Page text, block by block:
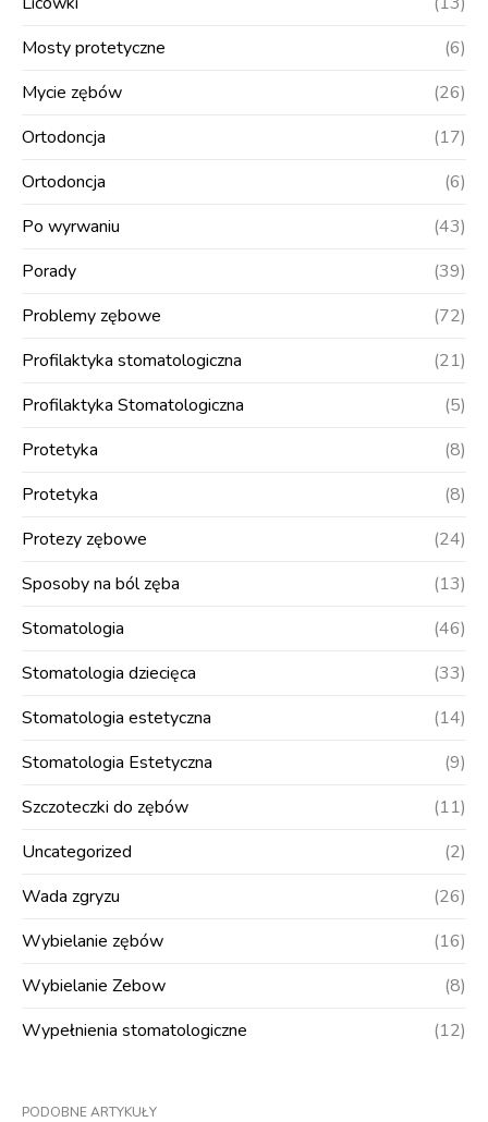
Mosty protetyczne
(6)
Mycie zębów
(26)
Ortodoncja
(17)
Ortodoncja
(6)
Po wyrwaniu
(43)
Porady
(39)
Problemy zębowe
(72)
Profilaktyka stomatologiczna
(21)
Profilaktyka Stomatologiczna
(5)
Protetyka
(8)
Protetyka
(8)
Protezy zębowe
(24)
Sposoby na ból zęba
(13)
Stomatologia
(46)
Stomatologia dziecięca
(33)
Stomatologia estetyczna
(14)
Stomatologia Estetyczna
(9)
Szczoteczki do zębów
(11)
Uncategorized
(2)
Wada zgryzu
(26)
Wybielanie zębów
(16)
Wybielanie Zebow
(8)
Wypełnienia stomatologiczne
(12)
PODOBNE ARTYKUŁY